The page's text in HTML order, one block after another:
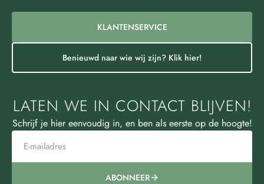
KLANTENSERVICE
Benieuwd naar wie wij zijn? Klik hier!
LATEN WE IN CONTACT BLIJVEN!
Schrijf je hier eenvoudig in, en ben als eerste op de hoogte!
ABONNEER